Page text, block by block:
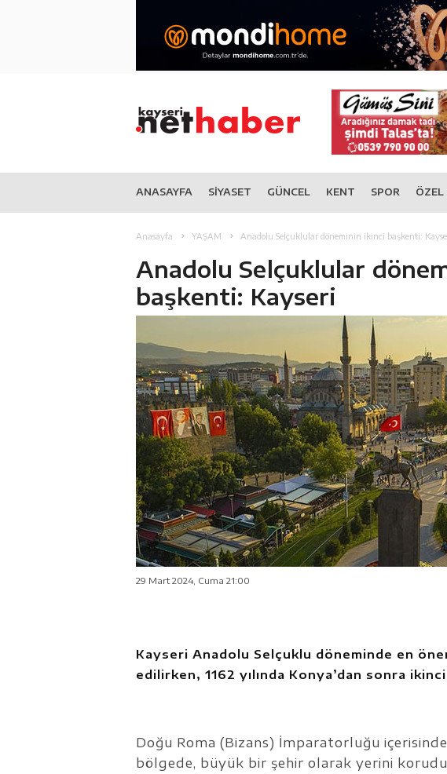
ANASAYFA SİYASET GÜNCEL KENT SPOR ÖZEL
Anasayfa YAŞAM Anadolu Selçuklular döneminin ikinci başkenti:
Anadolu Selçuklular
başkenti: Kayseri
29 Mart 2024, Cuma 21:00
Kayseri Anadolu Selçuklu döneminde en
edilirken, 1162 yılında Konya’dan sonra
Doğu Roma (Bizans) İmparatorluğu
bölgede, büyük bir şehir olarak yerini